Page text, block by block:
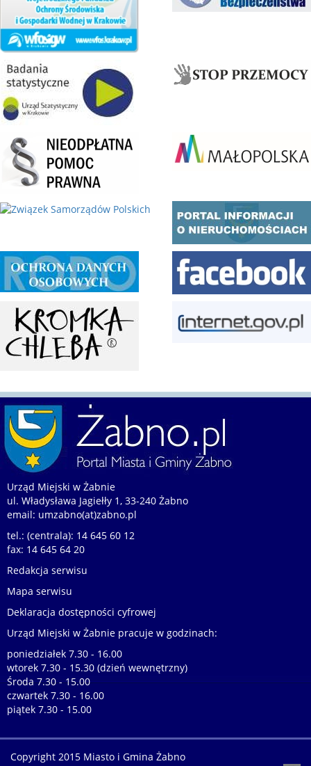
Urząd Miejski w Żabnie
ul. Władysława Jagiełły 1, 33-240 Żabno
email: umzabno(at)zabno.pl
tel.: (centrala): 14 645 60 12
fax: 14 645 64 20
Redakcja serwisu
Mapa serwisu
Deklaracja dostępności cyfrowej
Urząd Miejski w Żabnie pracuje w godzinach:
poniedziałek 7.30 - 16.00
wtorek 7.30 - 15.30 (dzień wewnętrzny)
Środa 7.30 - 15.00
czwartek 7.30 - 16.00
piątek 7.30 - 15.00
Copyright 2015 Miasto i Gmina Żabno